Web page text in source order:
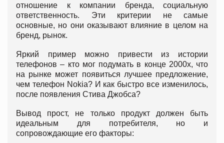
отношение к компании бренда, социальную
ответственность. Эти критерии не самые
основные, но они оказывают влияние в целом на
бренд, рынок.
Яркий пример можно привести из истории
телефонов – кто мог подумать в конце 2000х, что
на рынке может появиться лучшее предложение,
чем телефон Nokia? И как быстро все изменилось,
после появления Стива Джобса?
Вывод прост, не только продукт должен быть
идеальным для потребителя, но и
сопровождающие его факторы: